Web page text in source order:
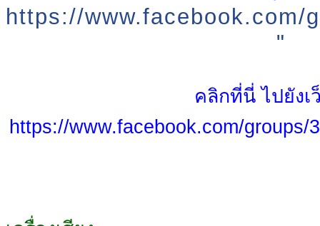
https://www.facebook.com/
"
คลิกที่นี่ ไปยังเ
https://www.facebook.com/